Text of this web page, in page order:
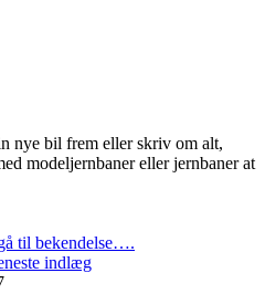
nye bil frem eller skriv om alt,
modeljernbaner eller jernbaner at
til bekendelse….
indlæg